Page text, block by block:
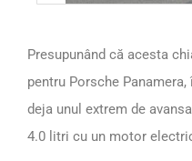
Presupunând că acesta
pentru Porsche
deja unul extrem de
4.0 litri cu un motor